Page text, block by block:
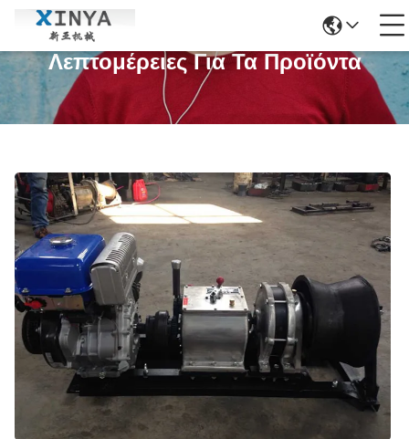
Λεπτομέρειες Για Τα Προϊόντα